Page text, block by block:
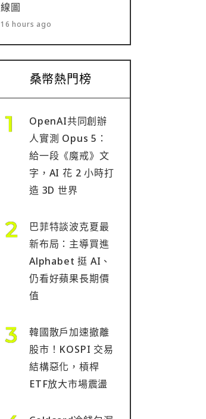
線圖
16 hours ago
桑幣熱門榜
OpenAI共同創辦
人實測 Opus 5：
給一段《魔戒》文
字，AI 花 2 小時打
造 3D 世界
巴菲特談波克夏最
新布局：主導買進
Alphabet 挺 AI、
仍看好蘋果長期價
值
韓國散戶加速撤離
股市！KOSPI 交易
結構惡化，槓桿
ETF放大市場震盪